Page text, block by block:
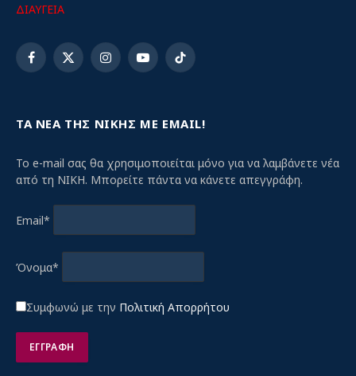
ΔΙΑΥΓΕΙΑ
Facebook
X
InstagramYouTubeTikTok
ΤΑ ΝΕΑ ΤΗΣ ΝΙΚΗΣ ΜΕ EMAIL!
Το e-mail σας θα χρησιμοποιείται μόνο για να λαμβάνετε νέα
από τη ΝΙΚΗ. Μπορείτε πάντα να κάνετε απεγγράφη.
Email*
Όνομα*
Συμφωνώ με την Πολιτική Απορρήτου